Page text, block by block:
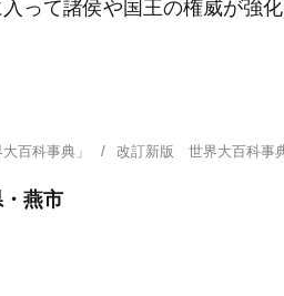
って諸侯や国王の権威が強
百科事典」 改訂新版 世界大百科
燕市